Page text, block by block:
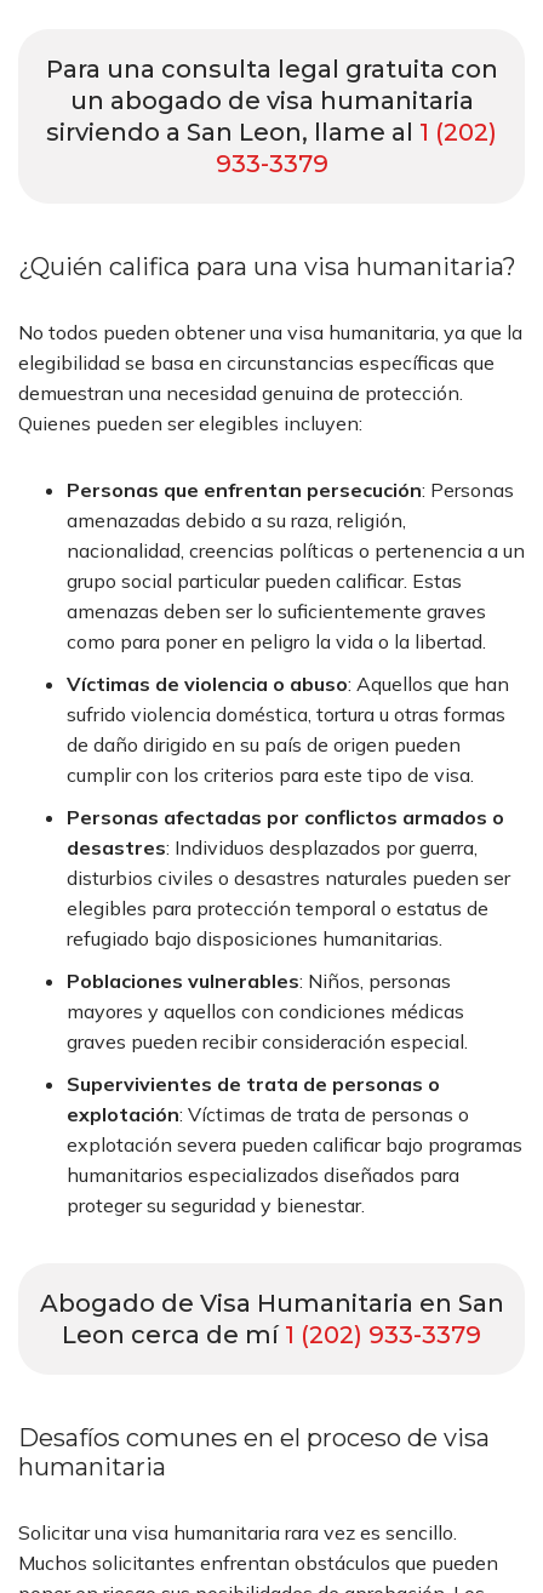
Para una consulta legal gratuita con
un abogado de visa humanitaria
sirviendo a San Leon, llame al 1 (202)
933-3379
¿Quién califica para una visa humanitaria?
No todos pueden obtener una visa humanitaria, ya que la
elegibilidad se basa en circunstancias específicas que
demuestran una necesidad genuina de protección.
Quienes pueden ser elegibles incluyen:
Personas que enfrentan persecución: Personas
amenazadas debido a su raza, religión,
nacionalidad, creencias políticas o pertenencia a un
grupo social particular pueden calificar. Estas
amenazas deben ser lo suficientemente graves
como para poner en peligro la vida o la libertad.
Víctimas de violencia o abuso: Aquellos que han
sufrido violencia doméstica, tortura u otras formas
de daño dirigido en su país de origen pueden
cumplir con los criterios para este tipo de visa.
Personas afectadas por conflictos armados o
desastres: Individuos desplazados por guerra,
disturbios civiles o desastres naturales pueden ser
elegibles para protección temporal o estatus de
refugiado bajo disposiciones humanitarias.
Poblaciones vulnerables: Niños, personas
mayores y aquellos con condiciones médicas
graves pueden recibir consideración especial.
Supervivientes de trata de personas o
explotación: Víctimas de trata de personas o
explotación severa pueden calificar bajo programas
humanitarios especializados diseñados para
proteger su seguridad y bienestar.
Abogado de Visa Humanitaria en San
Leon cerca de mí 1 (202) 933-3379
Desafíos comunes en el proceso de visa
humanitaria
Solicitar una visa humanitaria rara vez es sencillo.
Muchos solicitantes enfrentan obstáculos que pueden